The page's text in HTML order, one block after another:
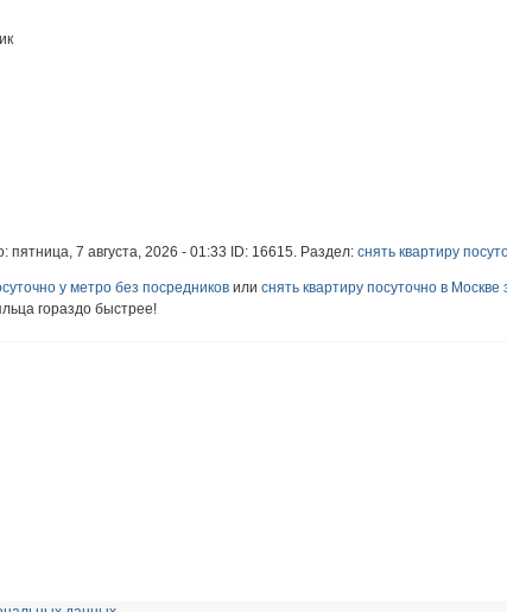
пятница, 7 августа, 2026 - 01:33 ID: 16615. Раздел: снять квартиру
у метро без посредников или снять квартиру посуточно в Москве
гораздо быстрее!